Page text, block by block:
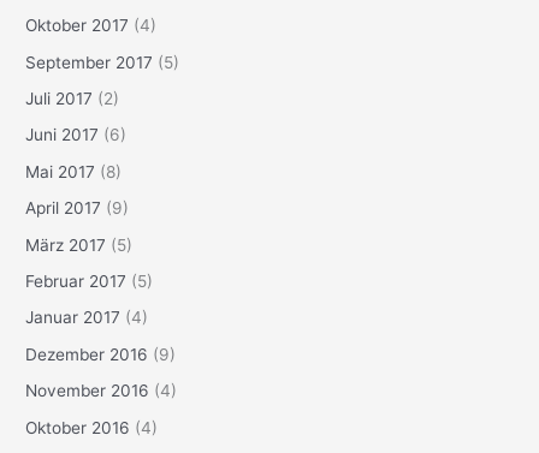
Oktober 2017 (4)
September 2017 (5)
Juli 2017 (2)
Juni 2017 (6)
Mai 2017 (8)
April 2017 (9)
März 2017 (5)
Februar 2017 (5)
Januar 2017 (4)
Dezember 2016 (9)
November 2016 (4)
Oktober 2016 (4)